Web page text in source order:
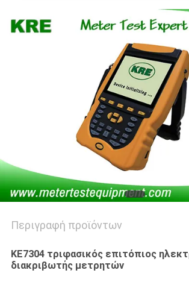
Περιγραφή προϊόντων
KE7304 τριφασικός επιτόπιος
διακριβωτής μετρητών